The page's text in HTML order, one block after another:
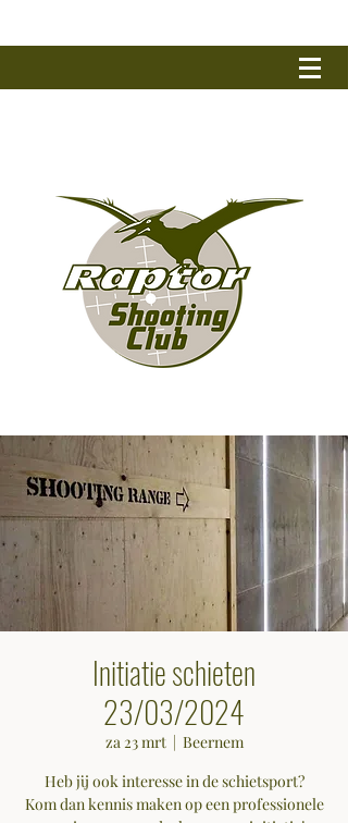
Initiatie schieten
23/03/2024
za 23 mrt
  |
Beernem
Heb jij ook interesse in de schietsport?
Kom dan kennis maken op een professionele